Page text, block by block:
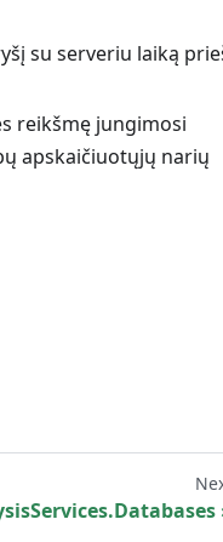
su serveriu laiką
reikšmę jungimosi
apskaičiuotųjų narių